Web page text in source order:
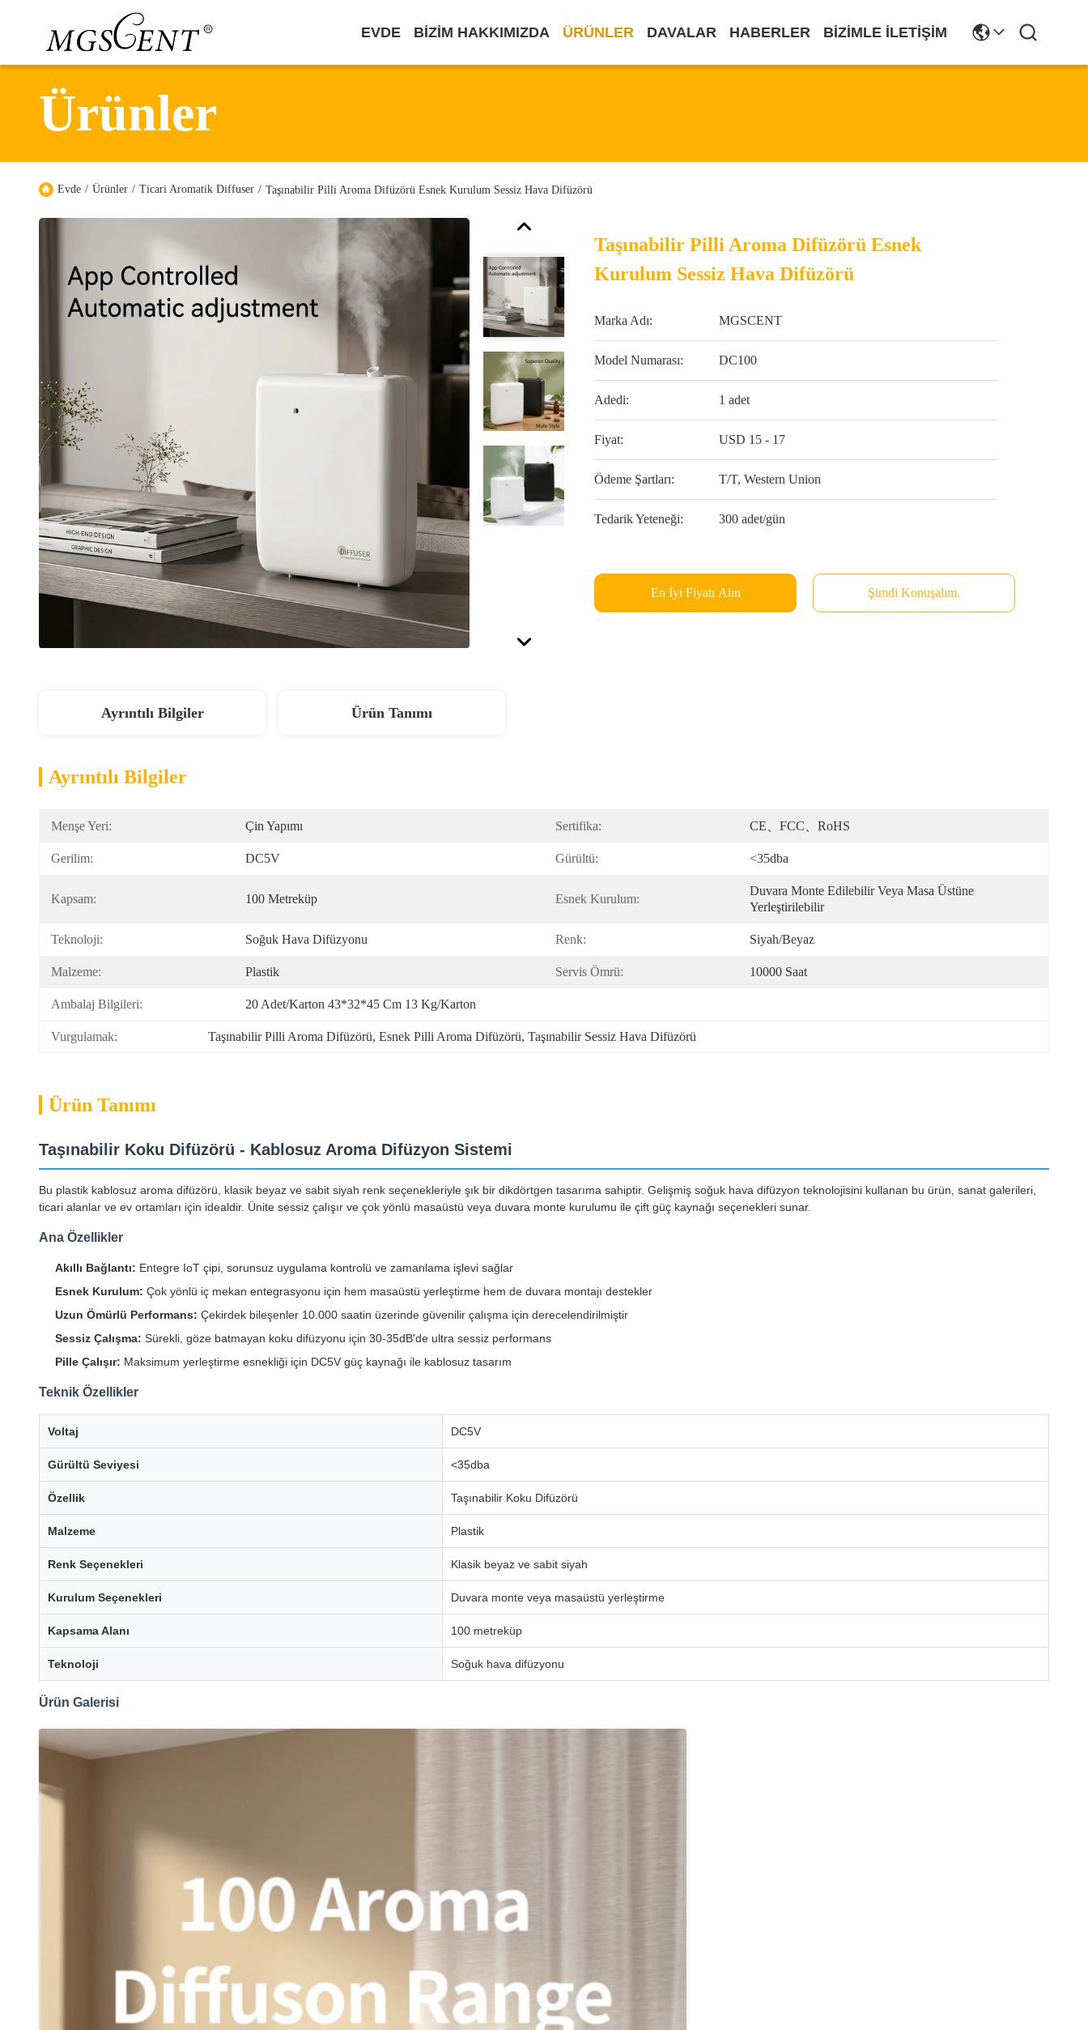
EVDE BIZIM HAKKIMIZDA ÜRÜNLER DAVALAR HABERLER BIZIMLE İLETIŞIM
Ürünler
Evde / Ürünler / Ticari Aromatik Diffuser / Taşınabilir Pilli Aroma Difüzörü Esnek Kurulum Sessiz Hava Difüzörü
Taşınabilir Pilli Aroma Difüzörü Esnek
Kurulum Sessiz Hava Difüzörü
Marka Adı: MGSCENT
Model Numarası: DC100
Adedi: 1 adet
Fiyat: USD 15 - 17
Ödeme Şartları: T/T, Western Union
Tedarik Yeteneği: 300 adet/gün
En İyi Fiyatı Alın Şimdi Konuşalım.
Ayrıntılı Bilgiler Ürün Tanımı
Ayrıntılı Bilgiler
Menşe Yeri: Çin Yapımı Sertifika: CE、FCC、RoHS
Gerilim: DC5V Gürültü: <35dba
Kapsam: 100 Metreküp Esnek Kurulum:
Duvara Monte Edilebilir Veya Masa Üstüne
Yerleştirilebilir
Teknoloji: Soğuk Hava Difüzyonu Renk: Siyah/Beyaz
Malzeme: Plastik Servis Ömrü: 10000 Saat
Ambalaj Bilgileri: 20 Adet/karton 43*32*45 Cm 13 Kg/karton
Vurgulamak: Taşınabilir Pilli Aroma Difüzörü, Esnek Pilli Aroma Difüzörü, Taşınabilir Sessiz Hava Difüzörü
Ürün Tanımı
Taşınabilir Koku Difüzörü - Kablosuz Aroma Difüzyon Sistemi
Bu plastik kablosuz aroma difüzörü, klasik beyaz ve sabit siyah renk seçenekleriyle şık bir dikdörtgen tasarıma sahiptir. Gelişmiş soğuk hava difüzyon teknolojisini kullanan bu ürün, sanat galerileri,
ticari alanlar ve ev ortamları için idealdir. Ünite sessiz çalışır ve çok yönlü masaüstü veya duvara monte kurulumu ile çift güç kaynağı seçenekleri sunar.
Ana Özellikler
Akıllı Bağlantı: Entegre IoT çipi, sorunsuz uygulama kontrolü ve zamanlama işlevi sağlar
Esnek Kurulum: Çok yönlü iç mekan entegrasyonu için hem masaüstü yerleştirme hem de duvara montajı destekler
Uzun Ömürlü Performans: Çekirdek bileşenler 10.000 saatin üzerinde güvenilir çalışma için derecelendirilmiştir
Sessiz Çalışma: Sürekli, göze batmayan koku difüzyonu için 30-35dB'de ultra sessiz performans
Pille Çalışır: Maksimum yerleştirme esnekliği için DC5V güç kaynağı ile kablosuz tasarım
Teknik Özellikler
Voltaj DC5V
Gürültü Seviyesi <35dba
Özellik Taşınabilir Koku Difüzörü
Malzeme Plastik
Renk Seçenekleri Klasik beyaz ve sabit siyah
Kurulum Seçenekleri Duvara monte veya masaüstü yerleştirme
Kapsama Alanı 100 metreküp
Teknoloji Soğuk hava difüzyonu
Ürün Galerisi